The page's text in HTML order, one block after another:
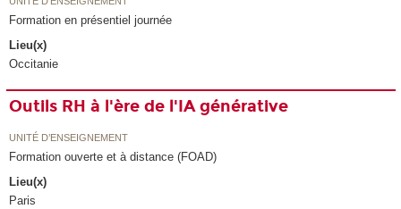
Formation en présentiel journée
Lieu(x)
Occitanie
Outils RH à l'ère de l'IA générative
UNITÉ D’ENSEIGNEMENT
Formation ouverte et à distance (FOAD)
Lieu(x)
Paris